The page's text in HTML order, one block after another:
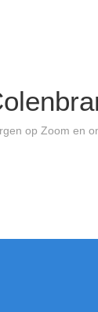
op Zoom en